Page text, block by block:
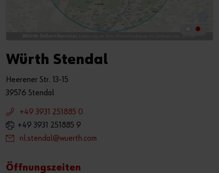
Würth Stendal
Heerener Str. 13-15
39576 Stendal
+49 3931 251885 0
+49 3931 251885 9
nl.stendal@wuerth.com
Öffnungszeiten